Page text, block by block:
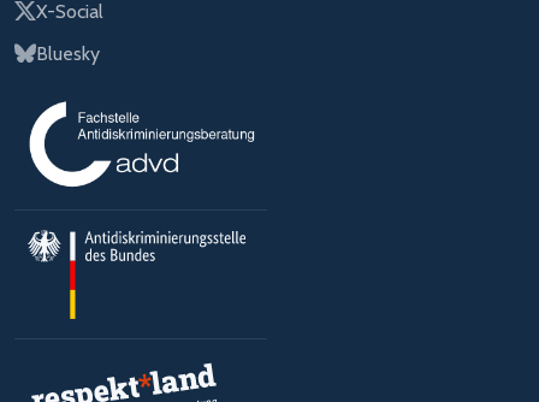
X-Social
Bluesky